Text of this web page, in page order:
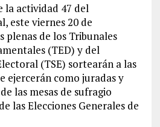
la actividad 47 del
este viernes 20 de
plenas de los Tribunales
(TED) y del
(TSE) sortearán a las
ejercerán como juradas y
las mesas de sufragio
las Elecciones Generales de